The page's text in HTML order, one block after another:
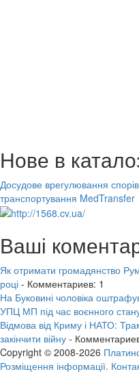
Нове в
Досудове врегулювання спорів
транспортування MedTransfer
Ваші
Як отримати громадянство
році - Комментариев: 1
На Буковині чоловіка
УПЦ МП під час воєнного
Відмова від Криму і НАТО:
закінчити війну -
Copyright © 2008-2026
Розміщення інформації.